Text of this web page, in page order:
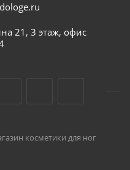
21, 3 этаж, офис
косметики для ног